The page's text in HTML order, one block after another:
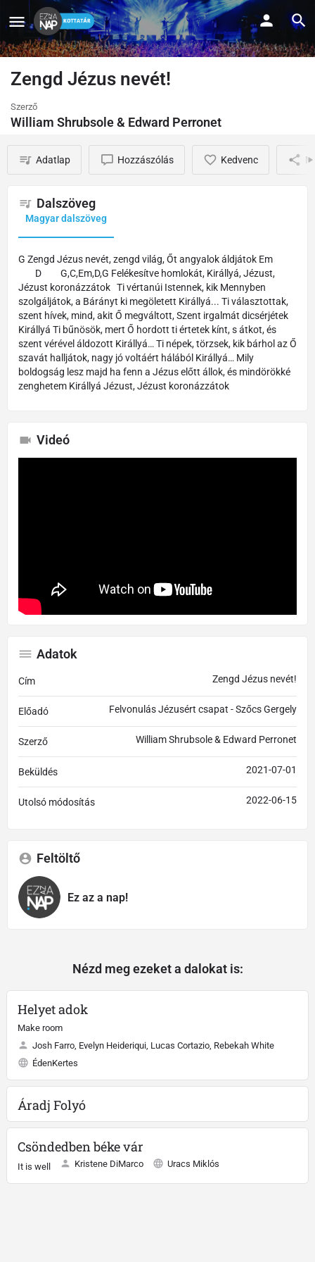
Zengd Jézus nevét!
Szerző
William Shrubsole & Edward Perronet
Adatlap Hozzászólás Kedvenc
Dalszöveg
Magyar dalszöveg
G Zengd Jézus nevét, zengd világ, Őt angyalok áldjátok Em
D G,C,Em,D,G Felékesítve homlokát, Királlyá, Jézust,
Jézust koronázzátok Ti vértanúi Istennek, kik Mennyben
szolgáljátok, a Bárányt ki megöletett Királlyá... Ti választottak,
szent hívek, mind, akit Ő megváltott, Szent irgalmát dicsérjétek
Királlyá Ti bűnösök, mert Ő hordott ti értetek kínt, s átkot, és
szent vérével áldozott Királlyá… Ti népek, törzsek, kik bárhol az Ő
szavát halljátok, nagy jó voltáért hálából Királlyá… Mily
boldogság lesz majd ha fenn a Jézus előtt állok, és mindörökké
zenghetem Királlyá Jézust, Jézust koronázzátok
Videó
Adatok
Cím Zengd Jézus nevét!
Előadó Felvonulás Jézusért csapat - Szőcs Gergely
Szerző William Shrubsole & Edward Perronet
Beküldés 2021-07-01
Utolsó módosítás 2022-06-15
Feltöltő
Ez az a nap!
Nézd meg ezeket a dalokat is:
Helyet adok
Make room
Josh Farro, Evelyn Heideriqui, Lucas Cortazio, Rebekah White
ÉdenKertes
Áradj Folyó
Csöndedben béke vár
It is well Kristene DiMarco Uracs Miklós